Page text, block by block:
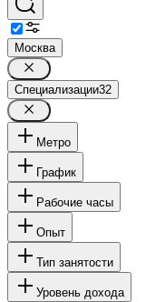
Москва
Специализации32
Метро
График
Рабочие часы
Опыт
Тип занятости
Уровень дохода